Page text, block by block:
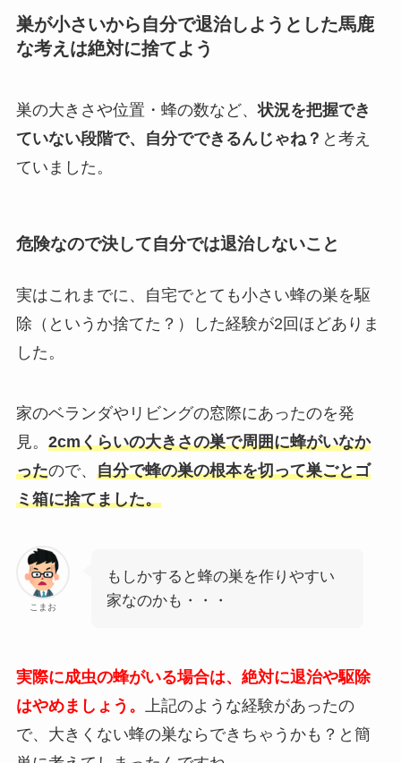
巣が小さいから自分で退治しようとした馬鹿
な考えは絶対に捨てよう
巣の大きさや位置・蜂の数など、状況を把握でき
ていない段階で、自分でできるんじゃね？ と考え
ていました。
危険なので決して自分では退治しないこと
実はこれまでに、自宅でとても小さい蜂の巣を駆
除（というか捨てた？）した経験が2回ほどありま
した。
家のベランダやリビングの窓際にあったのを発
見。 2cmくらいの大きさの巣で周囲に蜂がいなか
ったので、 自分で蜂の巣の根本を切って巣ごとゴ
ミ箱に捨てました。
こまお
もしかすると蜂の巣を作りやすい
家なのかも・・・
実際に成虫の蜂がいる場合は、絶対に退治や駆除
はやめましょう。 上記のような経験があったの
で、大きくない蜂の巣ならできちゃうかも？と簡